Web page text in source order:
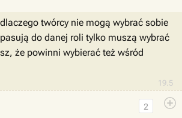
19.5
twórcy nie mogą wybrać sobie
do danej roli tylko muszą wybrać
że powinni wybierać też wśród
2